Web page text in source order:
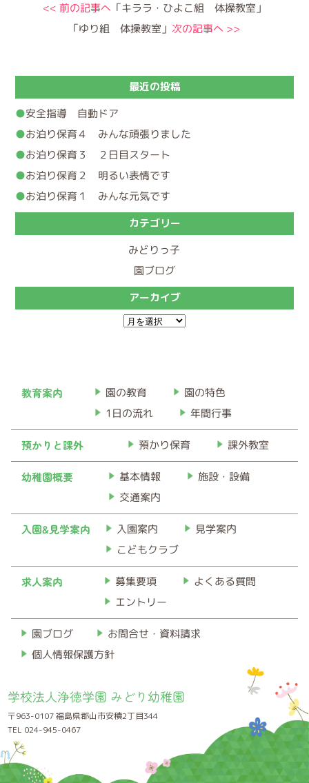
<< 前の記事へ 「キララ・ひよこ組 体操教室」
「ゆり組 体操教室」 次の記事へ >>
最近の投稿
安全指導 自動ドア
お泊り保育４ みんな頑張りました
お泊り保育３ ２日目スタート
お泊り保育２ 明るい表情です
お泊り保育１ みんな元気です
カテゴリー
みどりっ子
園ブログ
アーカイブ
イ
教育案内 園の教育 園の特色
1日の流れ 年間行事
預かりと課外 預かり保育 課外教室
幼稚園概要 基本情報 施設・設備
交通案内
入園&見学案内 入園案内 見学案内
こどもクラブ
求人案内 募集要項 よくある質問
エントリー
園ブログ お問合せ・資料請求
個人情報保護方針
学校法人浄徳学園 みどり幼稚園
〒963-0107 福島県郡山市安積2丁目344
TEL 024-945-0467